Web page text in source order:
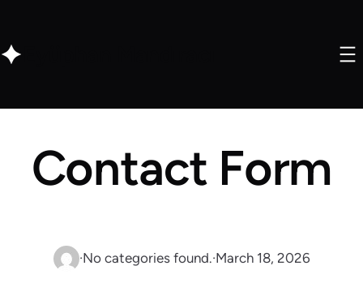
Contact Form
·No categories found.·March 18, 2026